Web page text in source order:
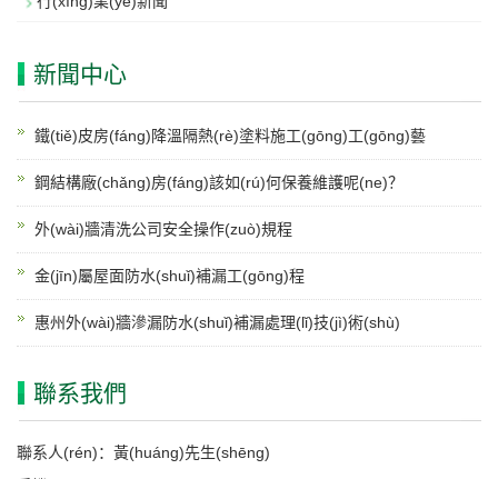
新聞中心
鐵(tiě)皮房(fáng)降溫隔熱(rè)塗料施工(gōng)工(gōng)藝
鋼結構廠(chǎng)房(fáng)該如(rú)何保養維護呢(ne)？
外(wài)牆清洗公司安全操作(zuò)規程
金(jīn)屬屋面防水(shuǐ)補漏工(gōng)程
惠州外(wài)牆滲漏防水(shuǐ)補漏處理(lǐ)技(jì)術(shù)
聯系我們
聯系人(rén)：黃(huáng)先生(shēng)